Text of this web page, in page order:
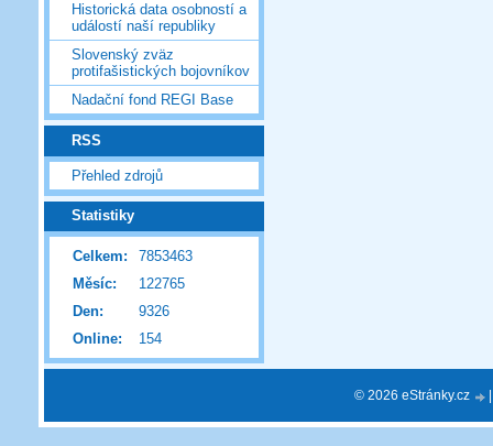
Historická data osobností a
událostí naší republiky
Slovenský zväz
protifašistických bojovníkov
Nadační fond REGI Base
RSS
Přehled zdrojů
Statistiky
Online: 154
Celkem:
7853463
Měsíc:
122765
Den:
9326
© 2026 eStránky.cz